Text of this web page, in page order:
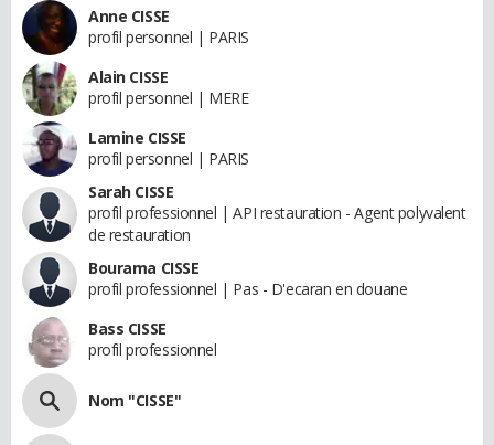
Anne CISSE
profil personnel | PARIS
Alain CISSE
profil personnel | MERE
Lamine CISSE
profil personnel | PARIS
Sarah CISSE
profil professionnel | API restauration - Agent polyvalent
de restauration
Bourama CISSE
profil professionnel | Pas - D'ecaran en douane
Bass CISSE
profil professionnel
Nom "CISSE"